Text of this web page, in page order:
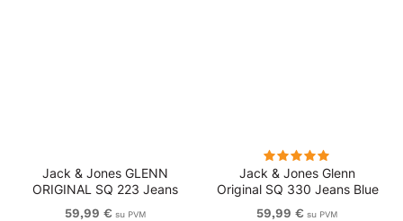
Jack & Jones GLENN
ORIGINAL SQ 223 Jeans
Blue Denim
59,99 € su PVM
Jack & Jones Glenn
Original SQ 330 Jeans Blue
Denim
59,99 € su PVM